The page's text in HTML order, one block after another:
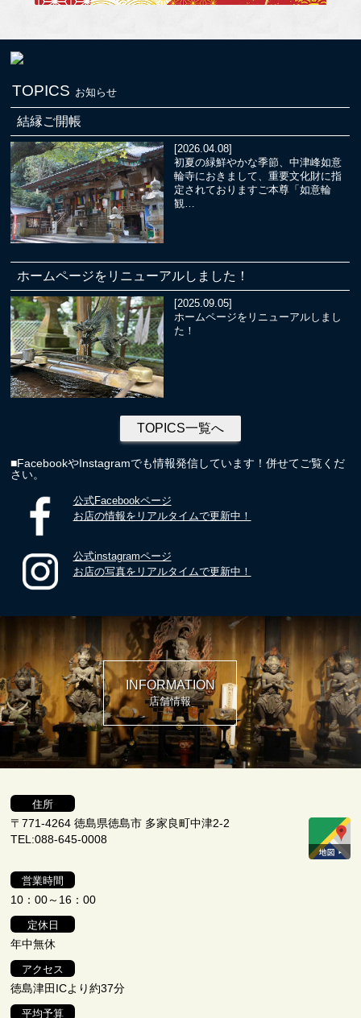
TOPICS お知らせ
結縁ご開帳
[2026.04.08]
初夏の緑鮮やかな季節、中津峰如意
輪寺におきまして、重要文化財に指
定されておりますご本尊「如意輪
観…
ホームページをリニューアルしました！
[2025.09.05]
ホームページをリニューアルしまし
た！
TOPICS一覧へ
■FacebookやInstagramでも情報発信しています！併せてご覧くだ
さい。
公式Facebookページ
お店の情報をリアルタイムで更新中！
公式instagramページ
お店の写真をリアルタイムで更新中！
INFORMATION
店舗情報
住所
〒771-4264 徳島県徳島市 多家良町中津2-2
TEL:088-645-0008
営業時間
10：00～16：00
定休日
年中無休
アクセス
徳島津田ICより約37分
平均予算